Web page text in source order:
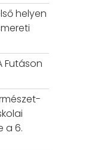
helyen
Futáson
a 6.